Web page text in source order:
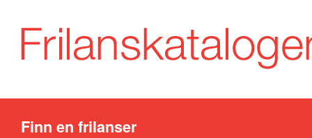
Finn en frilanser